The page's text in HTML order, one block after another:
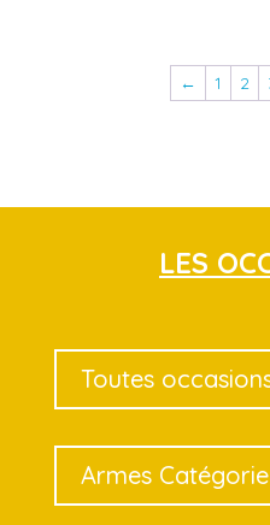
← 1 2
LES
Toutes
Armes